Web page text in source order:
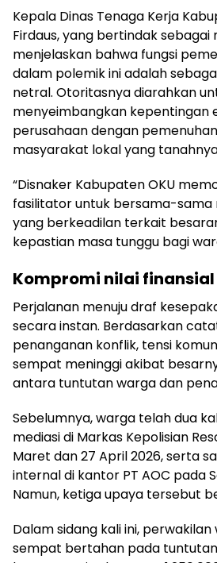
Kepala Dinas Tenaga Kerja
Firdaus, yang bertindak
menjelaskan bahwa fungsi
dalam polemik ini adalah
netral. Otoritasnya diarahkan
menyeimbangkan kepentingan
perusahaan dengan
masyarakat lokal yang
“Disnaker Kabupaten OKU
fasilitator untuk bersama-sama
yang berkeadilan terkait
kepastian masa tunggu bagi
Kompromi nilai finansial
Perjalanan menuju draf
secara instan. Berdasarkan
penanganan konflik, tensi
sempat meninggi akibat
antara tuntutan warga dan
Sebelumnya, warga telah dua
mediasi di Markas Kepolisian
Maret dan 27 April 2026, serta
internal di kantor PT AOC pada
Namun, ketiga upaya tersebut
Dalam sidang kali ini, perwakilan
sempat bertahan pada